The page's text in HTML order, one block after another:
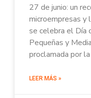
27 de junio: un
microempresas y
se celebra el Día
Pequeñas y
proclamada por
LEER MÁS »